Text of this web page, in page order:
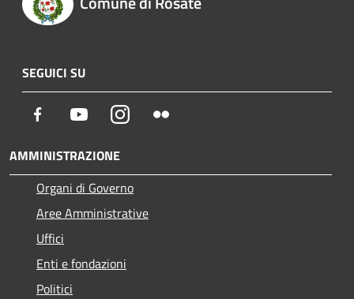
SEGUICI SU
Facebook YoutubeInstagram
AMMINISTRAZIONE
Organi di Governo
Aree Amministrative
Uffici
Enti e fondazioni
Politici